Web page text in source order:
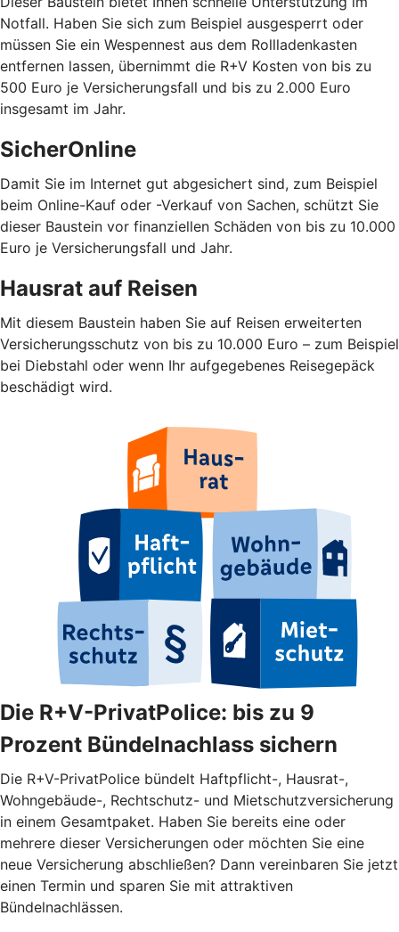
Notfall. Haben Sie sich zum Beispiel ausgesperrt oder
müssen Sie ein Wespennest aus dem Rollladenkasten
entfernen lassen, übernimmt die R+V Kosten von bis zu
500 Euro je Versicherungsfall und bis zu 2.000 Euro
insgesamt im Jahr.
SicherOnline
Damit Sie im Internet gut abgesichert sind, zum Beispiel
beim Online-Kauf oder -Verkauf von Sachen, schützt Sie
dieser Baustein vor finanziellen Schäden von bis zu 10.000
Euro je Versicherungsfall und Jahr.
Hausrat auf Reisen
Mit diesem Baustein haben Sie auf Reisen erweiterten
Versicherungsschutz von bis zu 10.000 Euro – zum Beispiel
bei Diebstahl oder wenn Ihr aufgegebenes Reisegepäck
beschädigt wird.
Die R+V-PrivatPolice: bis zu 9
Prozent Bündelnachlass sichern
Die R+V-PrivatPolice bündelt Haftpflicht-, Hausrat-,
Wohngebäude-, Rechtschutz- und Mietschutzversicherung
in einem Gesamtpaket. Haben Sie bereits eine oder
mehrere dieser Versicherungen oder möchten Sie eine
neue Versicherung abschließen? Dann vereinbaren Sie jetzt
einen Termin und sparen Sie mit attraktiven
Bündelnachlässen.